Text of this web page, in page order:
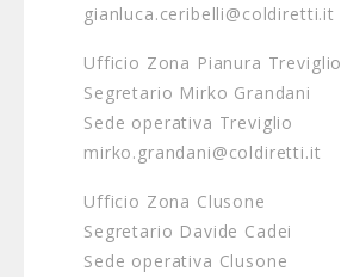
gianluca.ceribelli@coldiretti.it
Ufficio Zona Pianura Treviglio
Segretario Mirko Grandani
Sede operativa Treviglio
mirko.grandani@coldiretti.it
Ufficio Zona Clusone
Segretario Davide Cadei
Sede operativa Clusone